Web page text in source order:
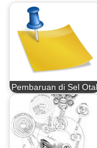
Pembaruan di Sel